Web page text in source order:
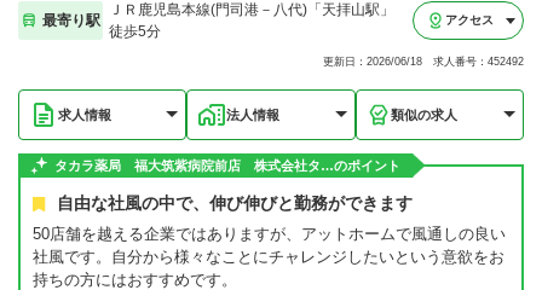
最寄り駅
ＪＲ鹿児島本線(門司港－八代)「天拝山駅」
徒歩5分
アクセス
更新日：2026/06/18 求人番号：452492
求人情報 法人情報 類似の求人
タカラ薬局 福大筑紫病院前店 株式会社タ…のポイント
自由な社風の中で、伸び伸びと勤務ができます
50店舗を越える企業ではありますが、アットホームで風通しの良い
社風です。自分から様々なことにチャレンジしたいという意欲をお
持ちの方にはおすすめです。